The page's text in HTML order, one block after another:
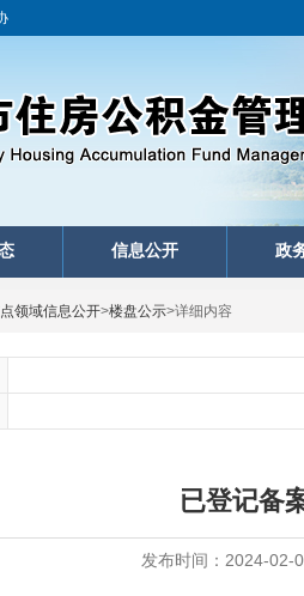
信息公开 政
领域信息公开>楼盘公示>详细内容
已登记备
发布时间：2024-02-